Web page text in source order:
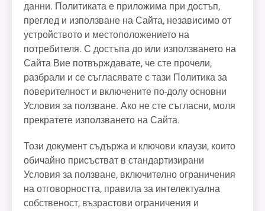
данни. Политиката е приложима при достъп,
преглед и използване на Сайта, независимо от
устройството и местоположението на
потребителя. С достъпа до или използването на
Сайта Вие потвърждавате, че сте прочели,
разбрали и се съгласявате с тази Политика за
поверителност и включените по-долу основни
Условия за ползване. Ако не сте съгласни, моля
прекратете използването на Сайта.
Този документ съдържа и ключови клаузи, които
обичайно присъстват в стандартизирани
Условия за ползване, включително ограничения
на отговорността, правила за интелектуална
собственост, възрастови ограничения и